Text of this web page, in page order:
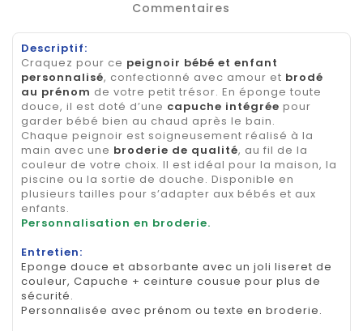
Commentaires
Descriptif:
Craquez pour ce peignoir bébé et enfant
personnalisé, confectionné avec amour et brodé
au prénom de votre petit trésor. En éponge toute
douce, il est doté d’une capuche intégrée pour
garder bébé bien au chaud après le bain.
Chaque peignoir est soigneusement réalisé à la
main avec une broderie de qualité, au fil de la
couleur de votre choix. Il est idéal pour la maison, la
piscine ou la sortie de douche. Disponible en
plusieurs tailles pour s’adapter aux bébés et aux
enfants.
Personnalisation en broderie.
Entretien:
Eponge douce et absorbante avec un joli liseret de
couleur, Capuche + ceinture cousue pour plus de
sécurité.
Personnalisée avec prénom ou texte en broderie.